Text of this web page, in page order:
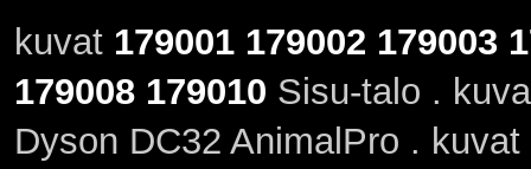
kuvat 179001 179002 179003
179008 179010 Sisu-talo .
Dyson DC32 AnimalPro . kuvat